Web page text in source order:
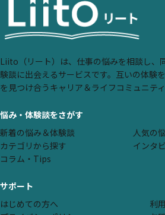
Liito（リート）は、仕事の悩みを相談し、
験談に出会えるサービスです。互いの体験
を見つけ合うキャリア＆ライフコミュニティ
悩み・体験談をさがす
新着の悩み＆体験談
人気の
カテゴリから探す
インタ
コラム・Tips
サポート
はじめての方へ
利